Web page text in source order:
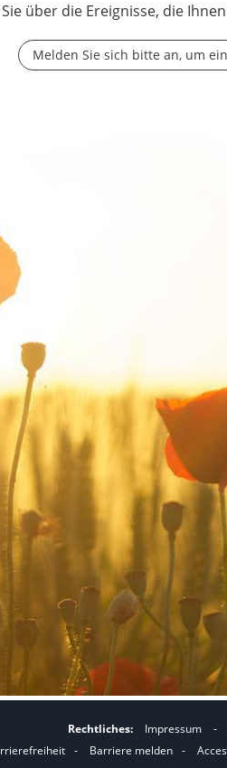
über die Ereignisse, die
Melden Sie sich bitte an, um
Rechtliches: Impressum -
- Barriere melden -
I